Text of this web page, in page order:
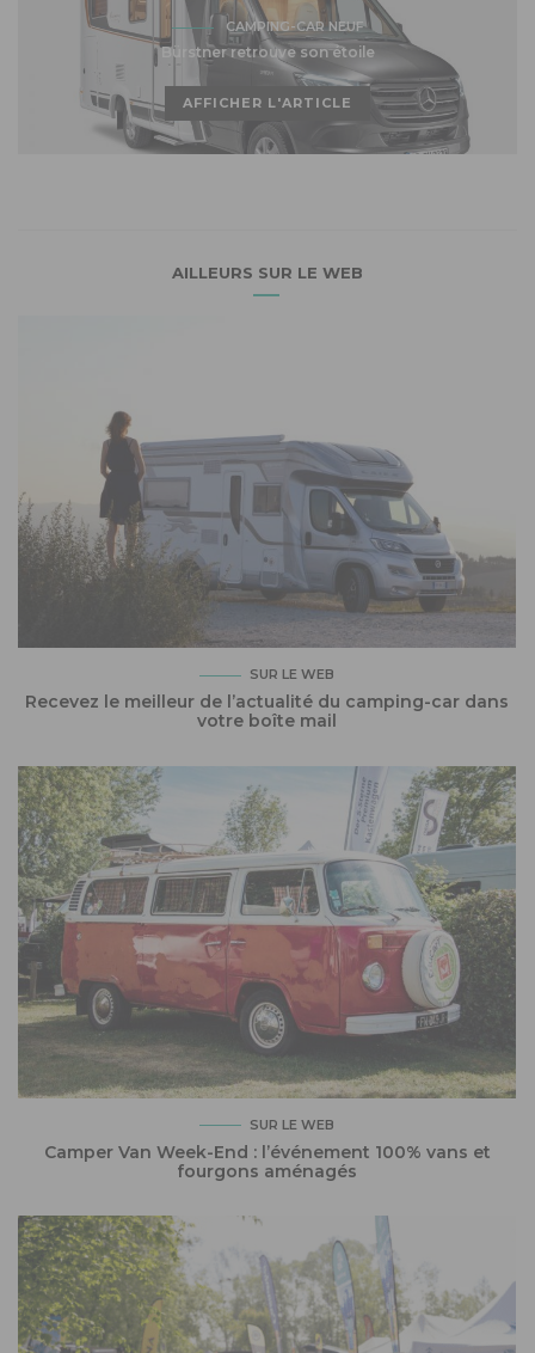
CAMPING-CAR NEUF
Bürstner retrouve son étoile
AFFICHER L'ARTICLE
AILLEURS SUR LE WEB
SUR LE WEB
Recevez le meilleur de l’actualité du camping-car dans
votre boîte mail
SUR LE WEB
Camper Van Week-End : l’événement 100% vans et
fourgons aménagés